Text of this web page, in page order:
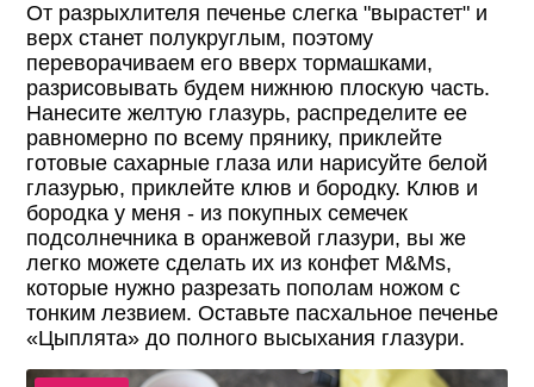
От разрыхлителя печенье слегка "вырастет" и
верх станет полукруглым, поэтому
переворачиваем его вверх тормашками,
разрисовывать будем нижнюю плоскую часть.
Нанесите желтую глазурь, распределите ее
равномерно по всему прянику, приклейте
готовые сахарные глаза или нарисуйте белой
глазурью, приклейте клюв и бородку. Клюв и
бородка у меня - из покупных семечек
подсолнечника в оранжевой глазури, вы же
легко можете сделать их из конфет M&Ms,
которые нужно разрезать пополам ножом с
тонким лезвием. Оставьте пасхальное печенье
«Цыплята» до полного высыхания глазури.